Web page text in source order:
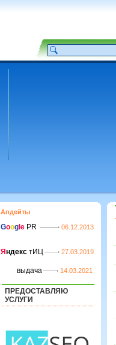
Апдейты
Goog le PR 06.12.2013
Я ндекс тИЦ 27.03.2019
выдача 14.03.2021
ПРЕДОСТАВЛЯЮ
УСЛУГИ